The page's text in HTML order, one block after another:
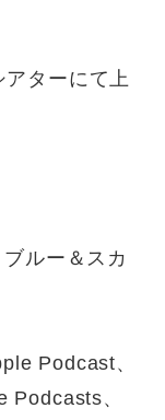
アターにて上
ルー＆スカ
Podcast、
Podcasts、